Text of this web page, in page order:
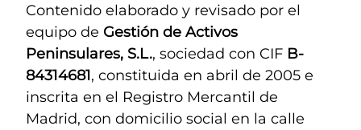
Contenido elaborado y revisado por el
equipo de Gestión de Activos
Peninsulares, S.L., sociedad con CIF B-
84314681, constituida en abril de 2005 e
inscrita en el Registro Mercantil de
Madrid, con domicilio social en la calle